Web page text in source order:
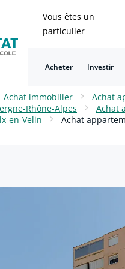
Vous êtes un
particulier
Acheter Investir
Achat immobilier
Achat
Rhône-Alpes
Achat
en-Velin
Achat